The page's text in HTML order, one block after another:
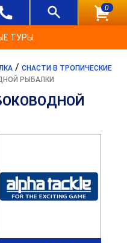
0
ТУРЫ
/ СНАСТИ В ТРОПИЧЕСКИЕ
РЫБАЛКИ